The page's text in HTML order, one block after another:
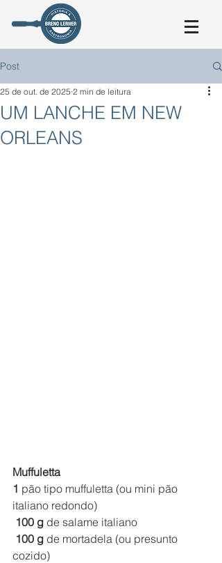
Post
UM LANCHE EM NEW
ORLEANS
25 de out. de 2025 2 min de leitura
Muffuletta
1 pão tipo muffuletta (ou mini pão
italiano redondo)
100 g de salame italiano
100 g de mortadela (ou presunto
cozido)